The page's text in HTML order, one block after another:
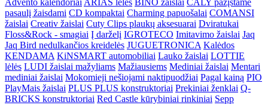
pasaulį žaisdami CD kompaktai Charming papuošalai COMANSI
žaislai Creativ žaislai Cuty Clips plaukų aksesuarai Dviratukai
Floss&Rock - smagiai Į darželį IGROTECO Imitavimo žaislai Jaq
Jaq Bird nedulkančios kreidelės JUGUETRONICA Kalėdos
KENDAMA KiNSMART automobiliai Lauko žaislai LOTTIE
lėlės LUDI žaislai mažyliams Mažiausiems Mediniai žaislai Mentari
mediniai žaislai Mokomieji nešiojami naktipuodžiai Pagal kainą PIO
PlayMais žaislai PLUS PLUS konstruktoriai Prekiniai ženklai Q-
BRICKS konstruktoriai Red Castle kūrybiniai rinkiniai Sepp